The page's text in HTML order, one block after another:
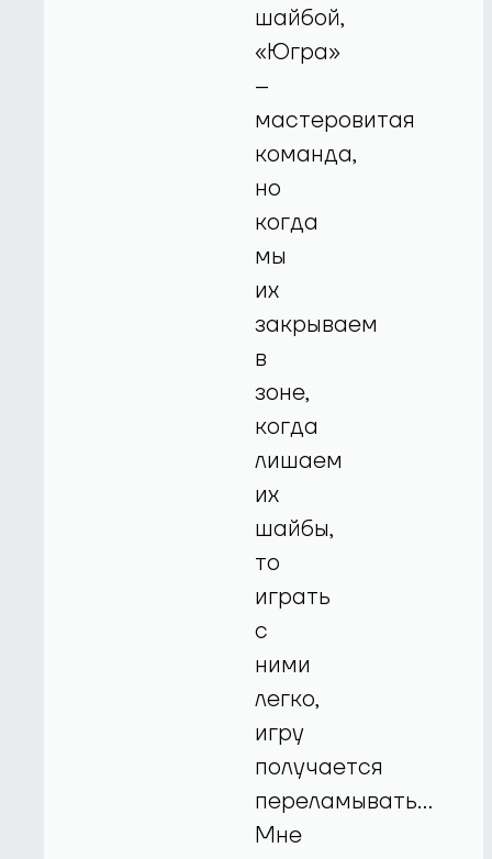
шайбой,
«Югра»
–
мастеровитая
команда,
но
когда
мы
их
закрываем
в
зоне,
когда
лишаем
их
шайбы,
то
играть
с
ними
легко,
игру
получается
переламывать...
Мне